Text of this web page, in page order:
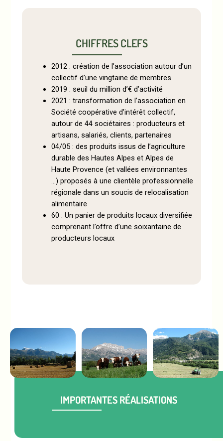
CHIFFRES CLEFS
2012 : création de l’association autour d’un
collectif d’une vingtaine de membres
2019 : seuil du million d’€ d’activité
2021 : transformation de l’association en
Société coopérative d’intérêt collectif,
autour de 44 sociétaires : producteurs et
artisans, salariés, clients, partenaires
04/05 : des produits issus de l’agriculture
durable des Hautes Alpes et Alpes de
Haute Provence (et vallées environnantes
…) proposés à une clientèle professionnelle
régionale dans un soucis de relocalisation
alimentaire
60 : Un panier de produits locaux diversifiée
comprenant l’offre d’une soixantaine de
producteurs locaux
Queyras, Château-IMPORTANTES RÉALISATIONS